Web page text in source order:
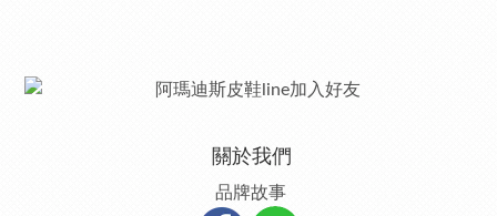
關於我們
品牌故事